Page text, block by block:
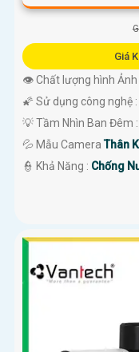
Giá
👁 Chất lượng hình Ảnh
🌠 Sử dụng công nghệ :
💡 Tầm Nhìn Ban Đêm :
💦 Mẫu CameraThân
️👮 Khả Năng : Chống